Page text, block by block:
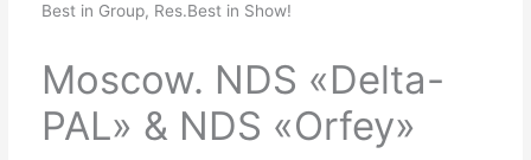
Moscow. NDS «Delta-
PAL» & NDS «Orfey»